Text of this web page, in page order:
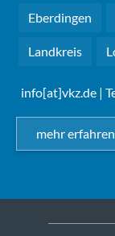
Eberdingen
Landkreis
info[at]vkz.de |
mehr erfahren